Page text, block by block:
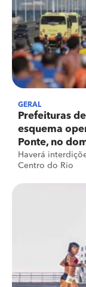
GERAL
Prefeituras
esquema
Ponte, no
Haverá
Centro do Rio